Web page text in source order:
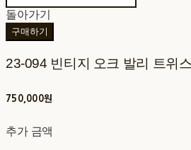
돌아가기
구매하기
23-094 빈티지 오크 발리 트위
750,000원
추가 금액